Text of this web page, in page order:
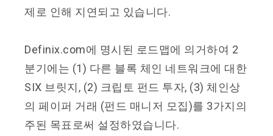
제로 인해 지연되고 있습니다.
Definix.com에 명시된 로드맵에 의거하여 2
분기에는 (1) 다른 블록 체인 네트워크에 대한
SIX 브릿지 , (2) 크립토 펀드 투자, (3) 체인상
의 페이퍼 거래 (펀드 매니저 모집)를 3가지의
주된 목표로써 설정하였습니다.